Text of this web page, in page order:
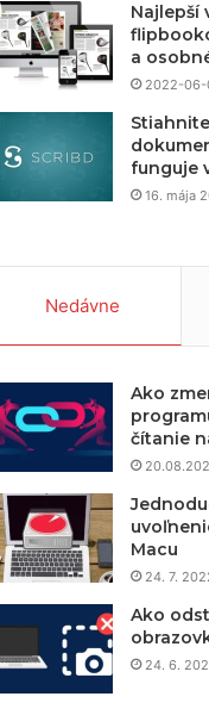
Najlepší
a
2022-06-
funguje
16. mája
Nedávne
Ako
čítanie
Macu
24. 7.
Ako
24. 6.